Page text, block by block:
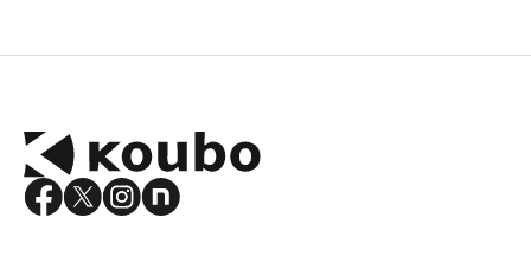
コンテストを主催される方へ
コンテスト成功の法則
事例紹介